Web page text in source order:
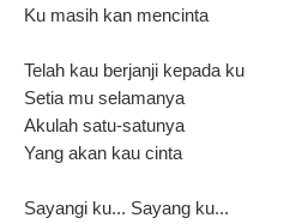
Ku masih kan mencinta
Telah kau berjanji kepada ku
Setia mu selamanya
Akulah satu-satunya
Yang akan kau cinta
Sayangi ku... Sayang ku...